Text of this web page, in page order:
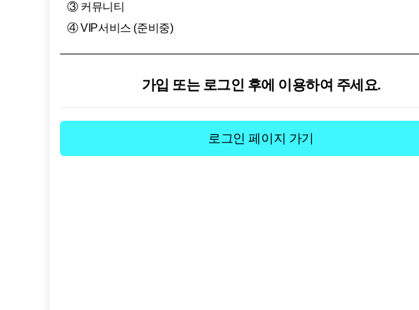
③ 커뮤니티
④ VIP서비스 (준비중)
가입 또는 로그인 후에 이용하여 주세요.
로그인 페이지 가기